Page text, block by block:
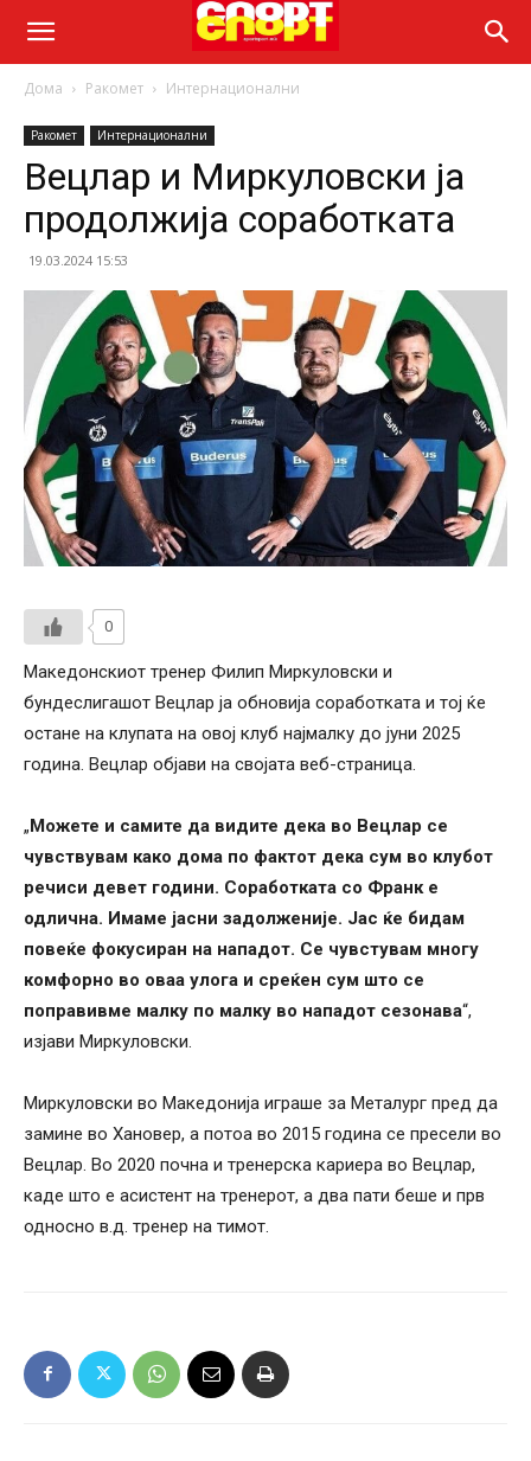
Дома Ракомет Интернационални
Ракомет Интернационални
Вецлар и Миркуловски ја
продолжија соработката
19.03.2024 15:53
0
Македонскиот тренер Филип Миркуловски и
бундеслигашот Вецлар ја обновија соработката и тој ќе
остане на клупата на овој клуб најмалку до јуни 2025
година. Вецлар објави на својата веб-страница.
„Можете и самите да видите дека во Вецлар се
чувствувам како дома по фактот дека сум во клубот
речиси девет години. Соработката со Франк е
одлична. Имаме јасни задолженије. Јас ќе бидам
повеќе фокусиран на нападот. Се чувстувам многу
комфорно во оваа улога и среќен сум што се
поправивме малку по малку во нападот сезонава“,
изјави Миркуловски.
Миркуловски во Македонија играше за Металург пред да
замине во Хановер, а потоа во 2015 година се пресели во
Вецлар. Во 2020 почна и тренерска кариера во Вецлар,
каде што е асистент на тренерот, а два пати беше и прв
односно в.д. тренер на тимот.